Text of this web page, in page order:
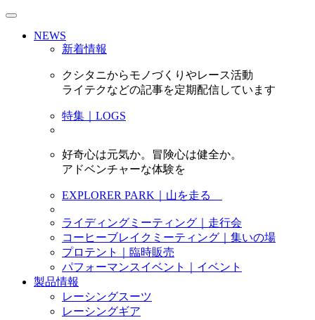
NEWS
新着情報
クシタニからモノづくりやレース活動
ライテクなどの記事を定期配信しています
特集｜LOGS
好奇心は元気か。冒険心は健全か。
アドベンチャーな体験を
EXPLORER PARK｜山を走る
ライディングミーティング｜走行会
コーヒーブレイクミーティング｜集いの場
プロテント｜臨時販売
パフォーマンスイベント｜イベント
製品情報
レーシングスーツ
レーシングギア